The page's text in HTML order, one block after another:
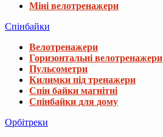
Міні велотренажери
Спінбайки
Велотренажери
Горизонтальні велотренажери
Пульсометри
Килимки під тренажери
Спін байки магнітні
Спінбайки для дому
Орбітреки